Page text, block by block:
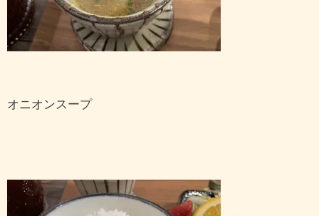
オニオンスープ